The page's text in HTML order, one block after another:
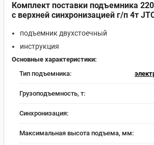
Комплект поставки подъемника
с верхней синхронизацией г/п 4т
подъемник двухстоечный
инструкция
Основные характеристики:
Тип подъемника:
Грузоподъемность, т:
Синхронизация:
Максимальная высота подъема, мм: